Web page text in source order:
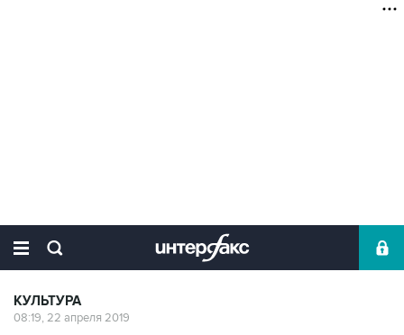
КУЛЬТУРА
08:19, 22 апреля 2019